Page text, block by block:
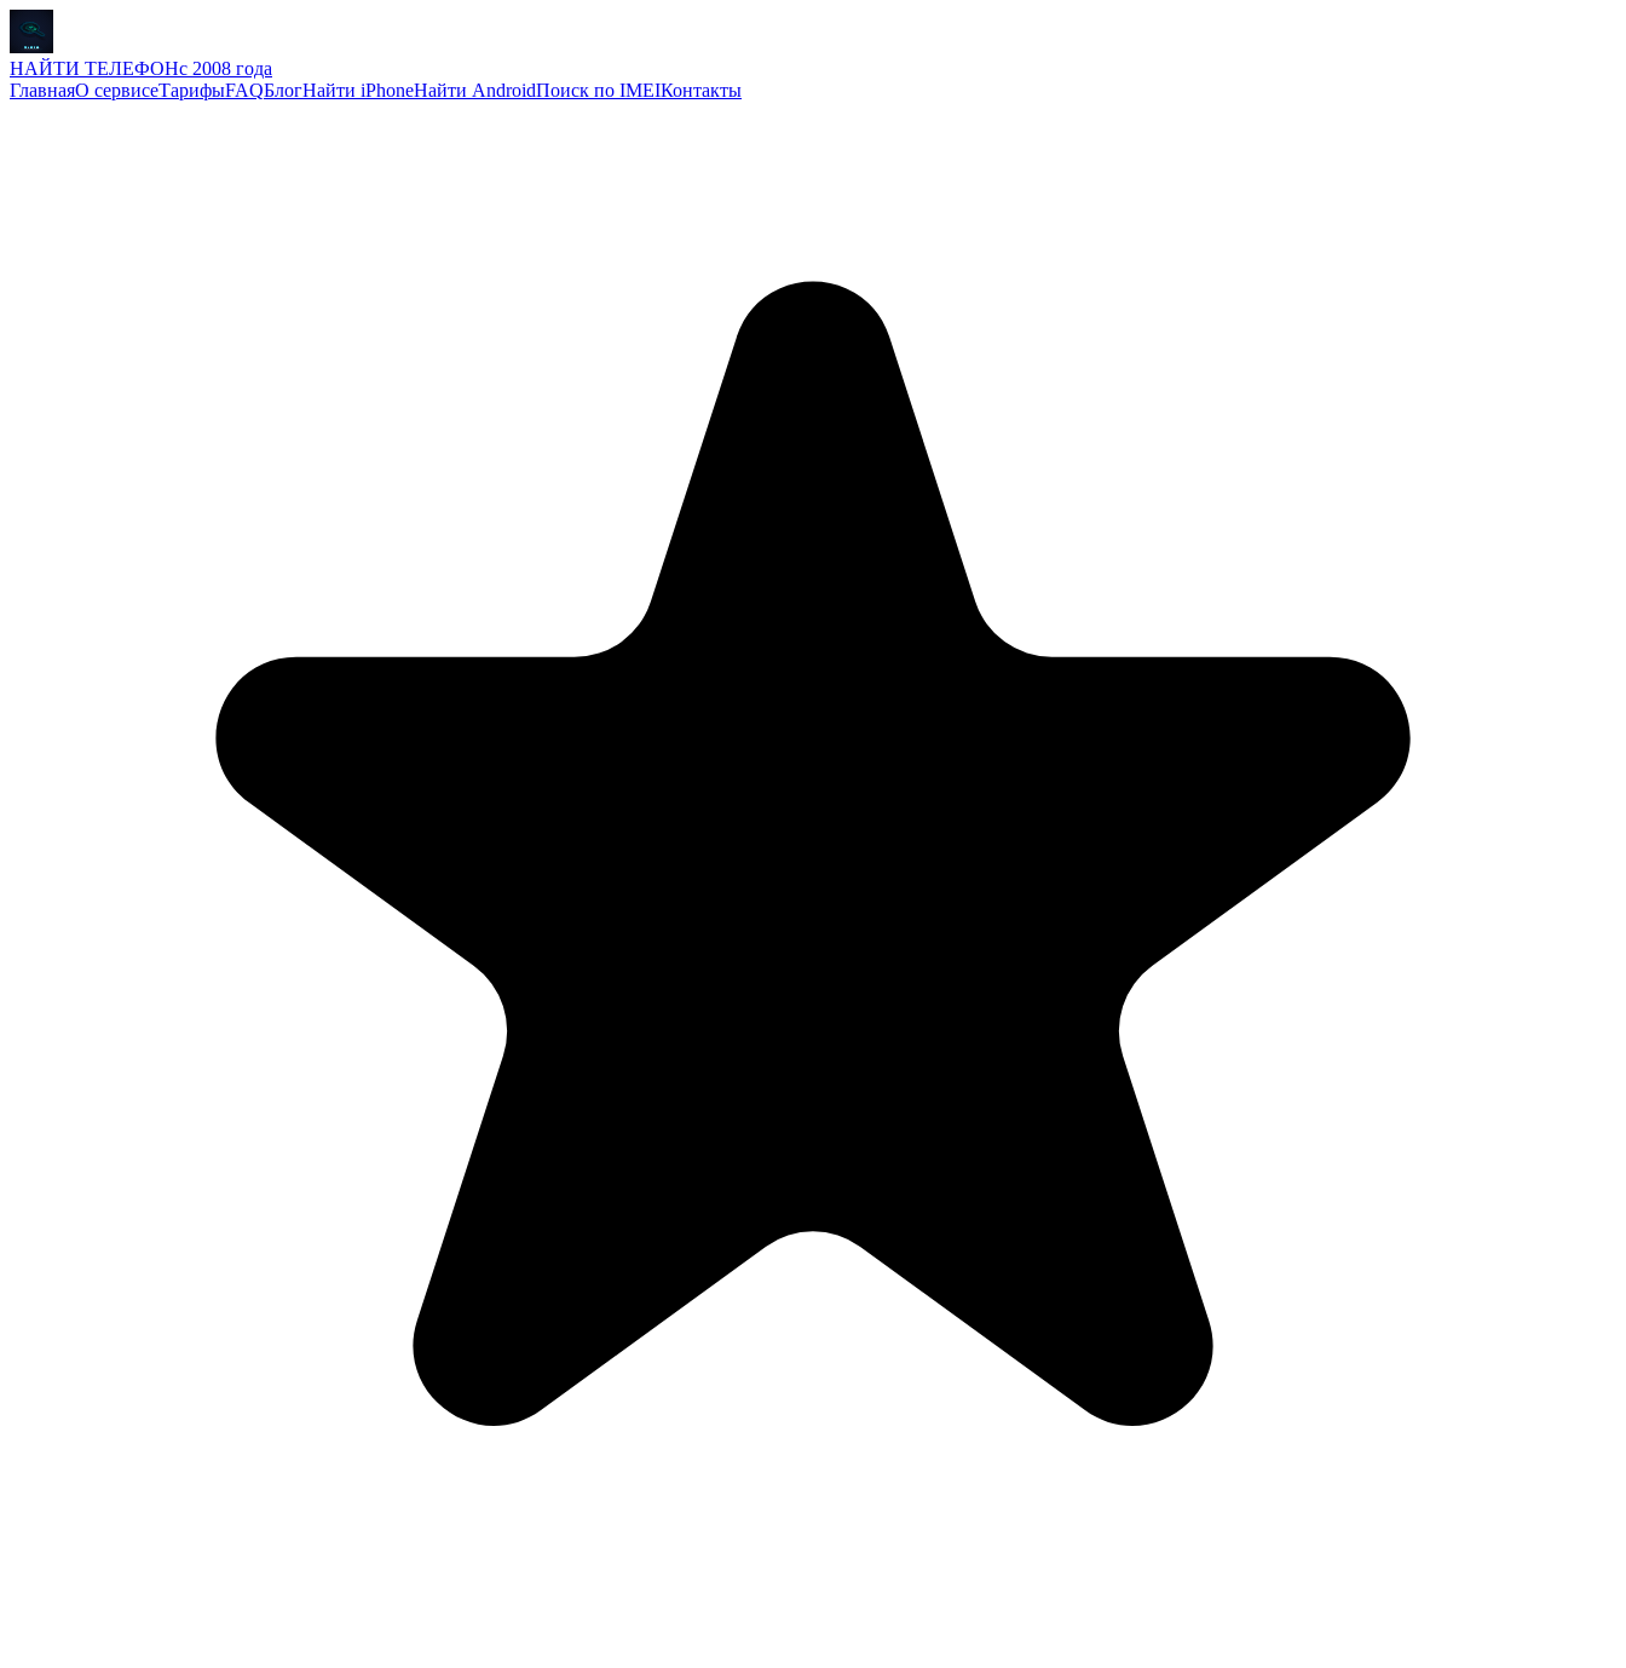
НАЙТИ ТЕЛЕФОНс 2008 года
ГлавнаяО сервисеТарифыFAQБлогНайти iPhoneНайти AndroidПоиск по IMEIКонтакты